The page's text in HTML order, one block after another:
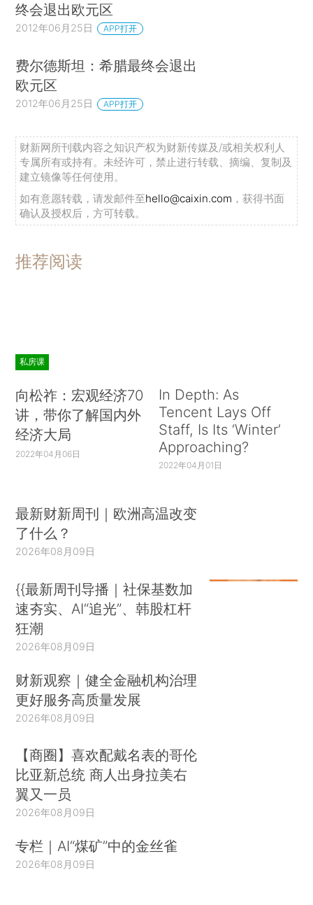
终会退出欧元区
2012年06月25日 APP打开
费尔德斯坦：希腊最终会退出
欧元区
2012年06月25日 APP打开
财新网所刊载内容之知识产权为财新传媒及/或相关权利人
专属所有或持有。未经许可，禁止进行转载、摘编、复制及
建立镜像等任何使用。
如有意愿转载，请发邮件至hello@caixin.com ，获得书面
确认及授权后，方可转载。
推荐阅读
私房课
向松祚：宏观经济70
讲，带你了解国内外
经济大局
2022年04月06日
In Depth: As
Tencent Lays Off
Staff, Is Its ‘Winter’
Approaching?
2022年04月01日
最新财新周刊｜欧洲高温改变
了什么？
2026年08月09日
{{最新周刊导播｜社保基数加
速夯实、AI“追光”、韩股杠杆
狂潮
2026年08月09日
财新观察｜健全金融机构治理
更好服务高质量发展
2026年08月09日
【商圈】喜欢配戴名表的哥伦
比亚新总统 商人出身拉美右
翼又一员
2026年08月09日
专栏｜AI“煤矿”中的金丝雀
2026年08月09日